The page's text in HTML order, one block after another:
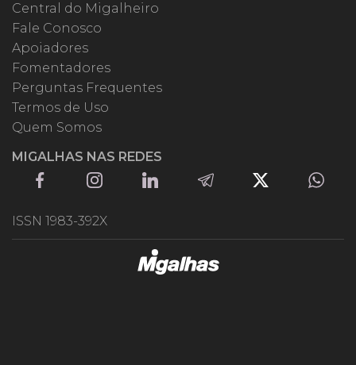
Central do Migalheiro
Fale Conosco
Apoiadores
Fomentadores
Perguntas Frequentes
Termos de Uso
Quem Somos
MIGALHAS NAS REDES
ISSN 1983-392X